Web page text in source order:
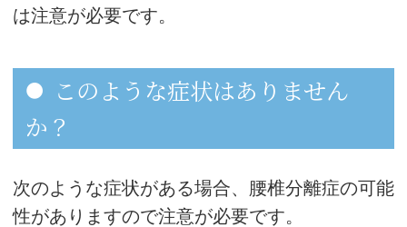
は注意が必要です。
このような症状はありません
か？
次のような症状がある場合、腰椎分離症の可能
性がありますので注意が必要です。